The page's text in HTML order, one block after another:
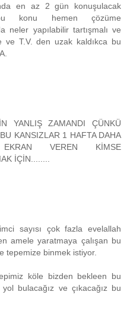
en az 2 gün konuşulacak
konu hemen çözüme
neler yapılabilir tartışmalı ve
ve T.V. den uzak kaldıkca bu
YANLIŞ ZAMANDI ÇÜNKÜ
KANSIZLAR 1 HAFTA DAHA
VEREN KİMSE
İÇİN........
sayısı çok fazla evelallah
amele yaratmaya çalışan bu
tepemize binmek istiyor.
köle bizden bekleen bu
bulacağız ve çıkacağız bu